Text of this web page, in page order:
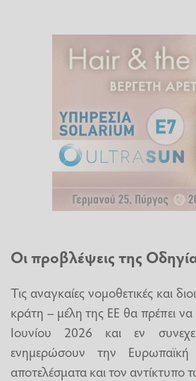
Οι προβλέψεις της
Τις αναγκαίες νομοθετικές και
κράτη – μέλη της ΕΕ θα πρέπει
Ιουνίου 2026 και εν
ενημερώσουν την
αποτελέσματα και τον